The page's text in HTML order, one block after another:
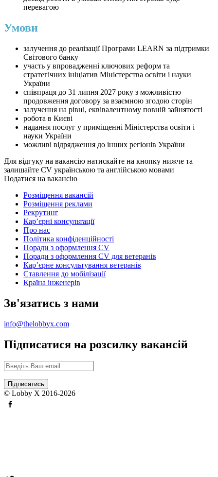
перевагою
Умови
залучення до реалізації Програми LEARN за підтримки
Світового банку
участь у впровадженні ключових реформ та
стратегічних ініціатив Міністерства освіти і науки
України
співпраця до 31 липня 2027 року з можливістю
продовження договору за взаємною згодою сторін
залучення на рівні, еквівалентному повній зайнятості
робота в Києві
надання послуг у приміщенні Міністерства освіти і
науки України
можливі відрядження до інших регіонів України
Для відгуку на вакансію натискайте на кнопку нижче та
залишайте CV українською та англійською мовами
Податися на вакансію
Розміщення вакансій
Розміщення реклами
Рекрутинг
Карʼєрні консультації
Про нас
Політика конфіденційності
Поради з оформлення CV
Поради з оформлення CV для ветеранів
Карʼєрне консультування ветеранів
Ставлення до мобілізації
Країна інженерів
Зв'язатись з нами
info@thelobbyx.com
Підписатися на розсилку вакансій
© Lobby X 2016-2026